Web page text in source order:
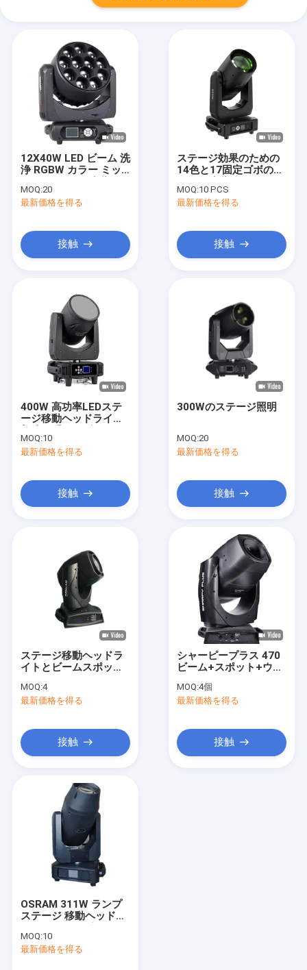
ビデオ
企業情報
お問い合わせ
ニュース
ビームスポットウォッシュライト
LEDビームスポットウォッシュ
移動ヘッドビームスポットウォッシュ
段階の移動ヘッド ライト
Sharpyのビーム ライト
12X40W LED ビーム 洗
浄 RGBW カラー ミッ
ッドライト 無限のカラ
ー 可能性
MOQ:20
最新価格を得る
接触
ステージ効果のための
14色と17固定ゴボのス
ト
MOQ:10 PCS
最新価格を得る
接触
400W 高功率LEDステ
ージ移動ヘッドライト
純粋な洗浄
MOQ:10
最新価格を得る
接触
300Wのステージ照明
MOQ:20
最新価格を得る
接触
ステージ移動ヘッドラ
イトとビームスポット
CTBとアニメーション
効果
MOQ:4
最新価格を得る
接触
シャーピープラス 470
ビーム+スポット+ウォ
+CTB +アニメーショ
ン
MOQ:4個
最新価格を得る
接触
OSRAM 311W ランプ
ステージ 移動ヘッドラ
ーと0.5-12 タイム / 秒
ストローブ
MOQ:10
最新価格を得る